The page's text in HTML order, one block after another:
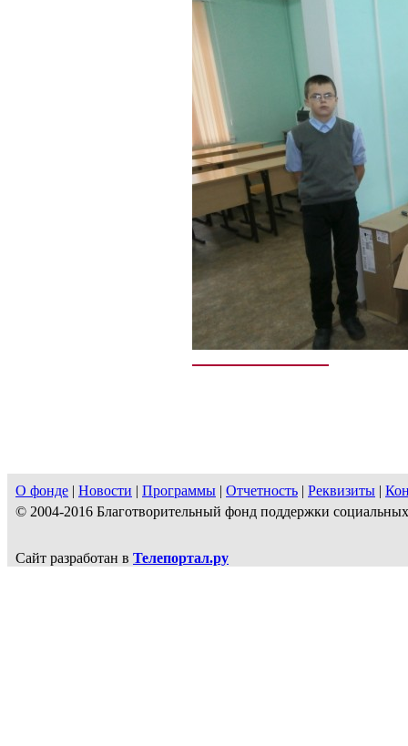
О фонде | Новости | Программы | Отчетность | Реквизиты |
© 2004-2016 Благотворительный фонд поддержки
Сайт разработан в Телепортал.ру